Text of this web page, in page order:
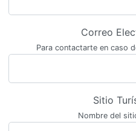
Correo
Para contactarte en caso
Sitio
Nombre del